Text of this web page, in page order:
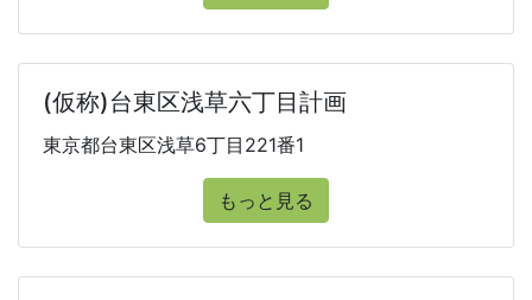
(仮称)台東区浅草六丁目計画
東京都台東区浅草6丁目221番1
もっと見る